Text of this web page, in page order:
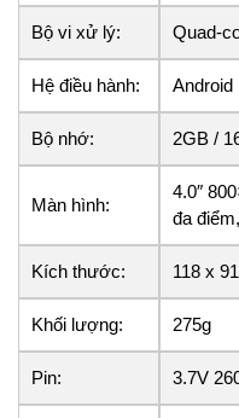
Bộ vi xử lý: Quad-
Hệ điều hành: Android
Bộ nhớ: 2GB /
Màn hình:
4.0″
đa
Kích thước: 118 x
Khối lượng: 275g
Pin: 3.7V